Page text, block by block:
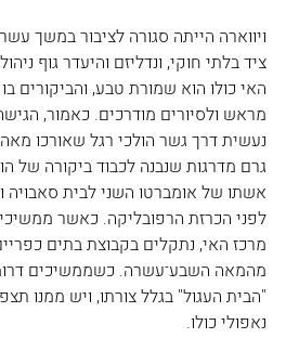
ויווארה הייתה סגורה לציבור במשך
ציד בלתי חוקי, ונדליזם והיעדר גוף
האי כולו הוא שמורת טבע, והביקורים
מראש ולסיורים מודרכים. כאמור,
נעשית דרך גשר הולכי רגל שאורכו
גרם מדרגות שנבנה לכבוד ביקורה של
אשתו של אומברטו השני לבית סאבויה
לפני הכרזת הרפובליקה. כאשר
מרכז האי, נתקלים בקבוצת בתים
מהמאה השבע־עשרה. כשממשיכים
"הבית העגול" בגלל צורתו, ויש ממנו
נאפולי כולו.